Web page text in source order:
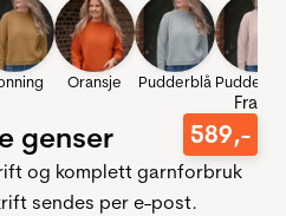
Oransje Pudderblå
genser
Fra
589,-
og komplett garnforbruk
sendes per e-post.